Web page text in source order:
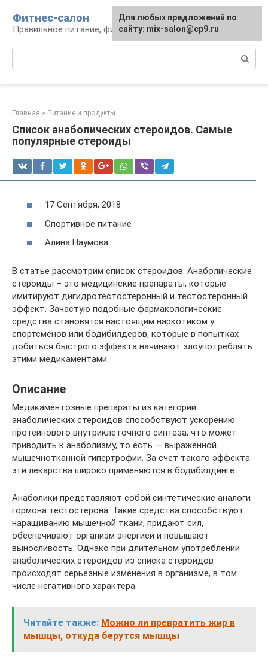
контенту
Фитнес-салон
Правильное питание, фитнес, образ жизни
Главная » Питание и продукты
Список анаболических стероидов. Самые
популярные стероиды
17 Сентября, 2018
Спортивное питание
Алина Наумова
В статье рассмотрим список стероидов. Анаболические
стероиды – это медицинские препараты, которые
имитируют дигидротестостеронный и тестостеронный
эффект. Зачастую подобные фармакологические
средства становятся настоящим наркотиком у
спортсменов или бодибилдеров, которые в попытках
добиться быстрого эффекта начинают злоупотреблять
этими медикаментами.
Описание
Медикаментозные препараты из категории
анаболических стероидов способствуют ускорению
протеинового внутриклеточного синтеза, что может
приводить к анаболизму, то есть — выраженной
мышечнотканной гипертрофии. За счет такого эффекта
эти лекарства широко применяются в бодибилдинге.
Анаболики представляют собой синтетические аналоги
гормона тестостерона. Такие средства способствуют
наращиванию мышечной ткани, придают сил,
обеспечивают организм энергией и повышают
выносливость. Однако при длительном употреблении
анаболических стероидов из списка стероидов
происходят серьезные изменения в организме, в том
числе негативного характера.
Читайте также: Можно ли превратить жир в
мышцы, откуда берутся мышцы
Для любых предложений по
сайту: mix-salon@cp9.ru